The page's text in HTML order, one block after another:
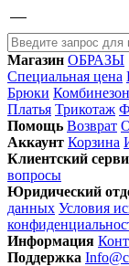
Магазин ОБРАЗЫ
Специальная цена
Брюки
Платья Трикотаж
Помощь Возврат
Аккаунт Корзина
Клиентский
вопросы
Юридический
данных Условия
Информация
Поддержка